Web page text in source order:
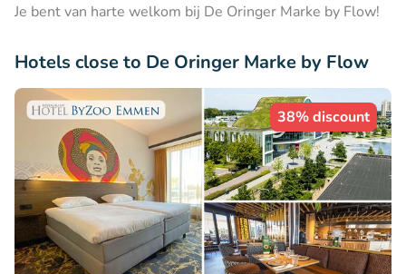
Je bent van harte welkom bij De Oringer Marke by Flow!
Hotels close to De Oringer Marke by Flow
38% discount